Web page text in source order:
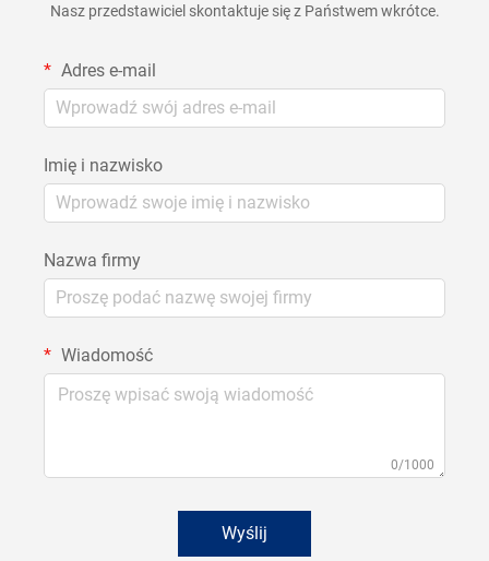
Nasz przedstawiciel skontaktuje się z Państwem wkrótce.
Adres e-mail
Imię i nazwisko
Nazwa firmy
Wiadomość
0/1000
Wyślij